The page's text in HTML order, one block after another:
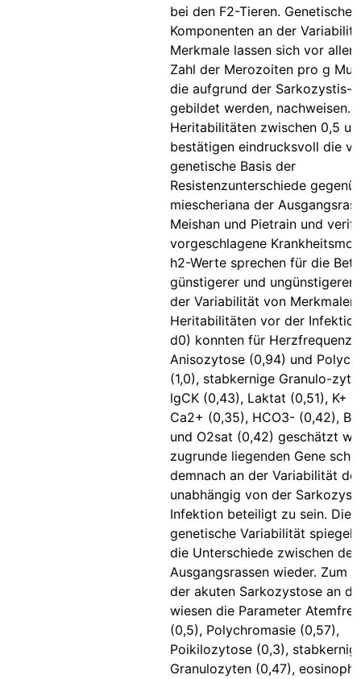
bei den F2-Tieren. Genetische
Komponenten an der
Merkmale lassen sich vor
Zahl der Merozoiten pro g
die aufgrund der Sarkozystis-
gebildet werden, nachweisen.
Heritabilitäten zwischen 0,5
bestätigen eindrucksvoll die
genetische Basis der
Resistenzunterschiede
miescheriana der
Meishan und Pietrain und
vorgeschlagene
h2-Werte sprechen für die
günstigerer und ungünstigerer
der Variabilität von
Heritabilitäten vor der
d0) konnten für Herzfrequenz
Anisozytose (0,94) und
(1,0), stabkernige Granulo-
lgCK (0,43), Laktat (0,51), K+
Ca2+ (0,35), HCO3- (0,42),
und O2sat (0,42) geschätzt
zugrunde liegenden Gene
demnach an der Variabilität
unabhängig von der
Infektion beteiligt zu sein. Die
genetische Variabilität spiegelt
die Unterschiede zwischen den
Ausgangsrassen wieder. Zum
der akuten Sarkozystose an
wiesen die Parameter
(0,5), Polychromasie (0,57),
Poikilozytose (0,3),
Granulozyten (0,47),